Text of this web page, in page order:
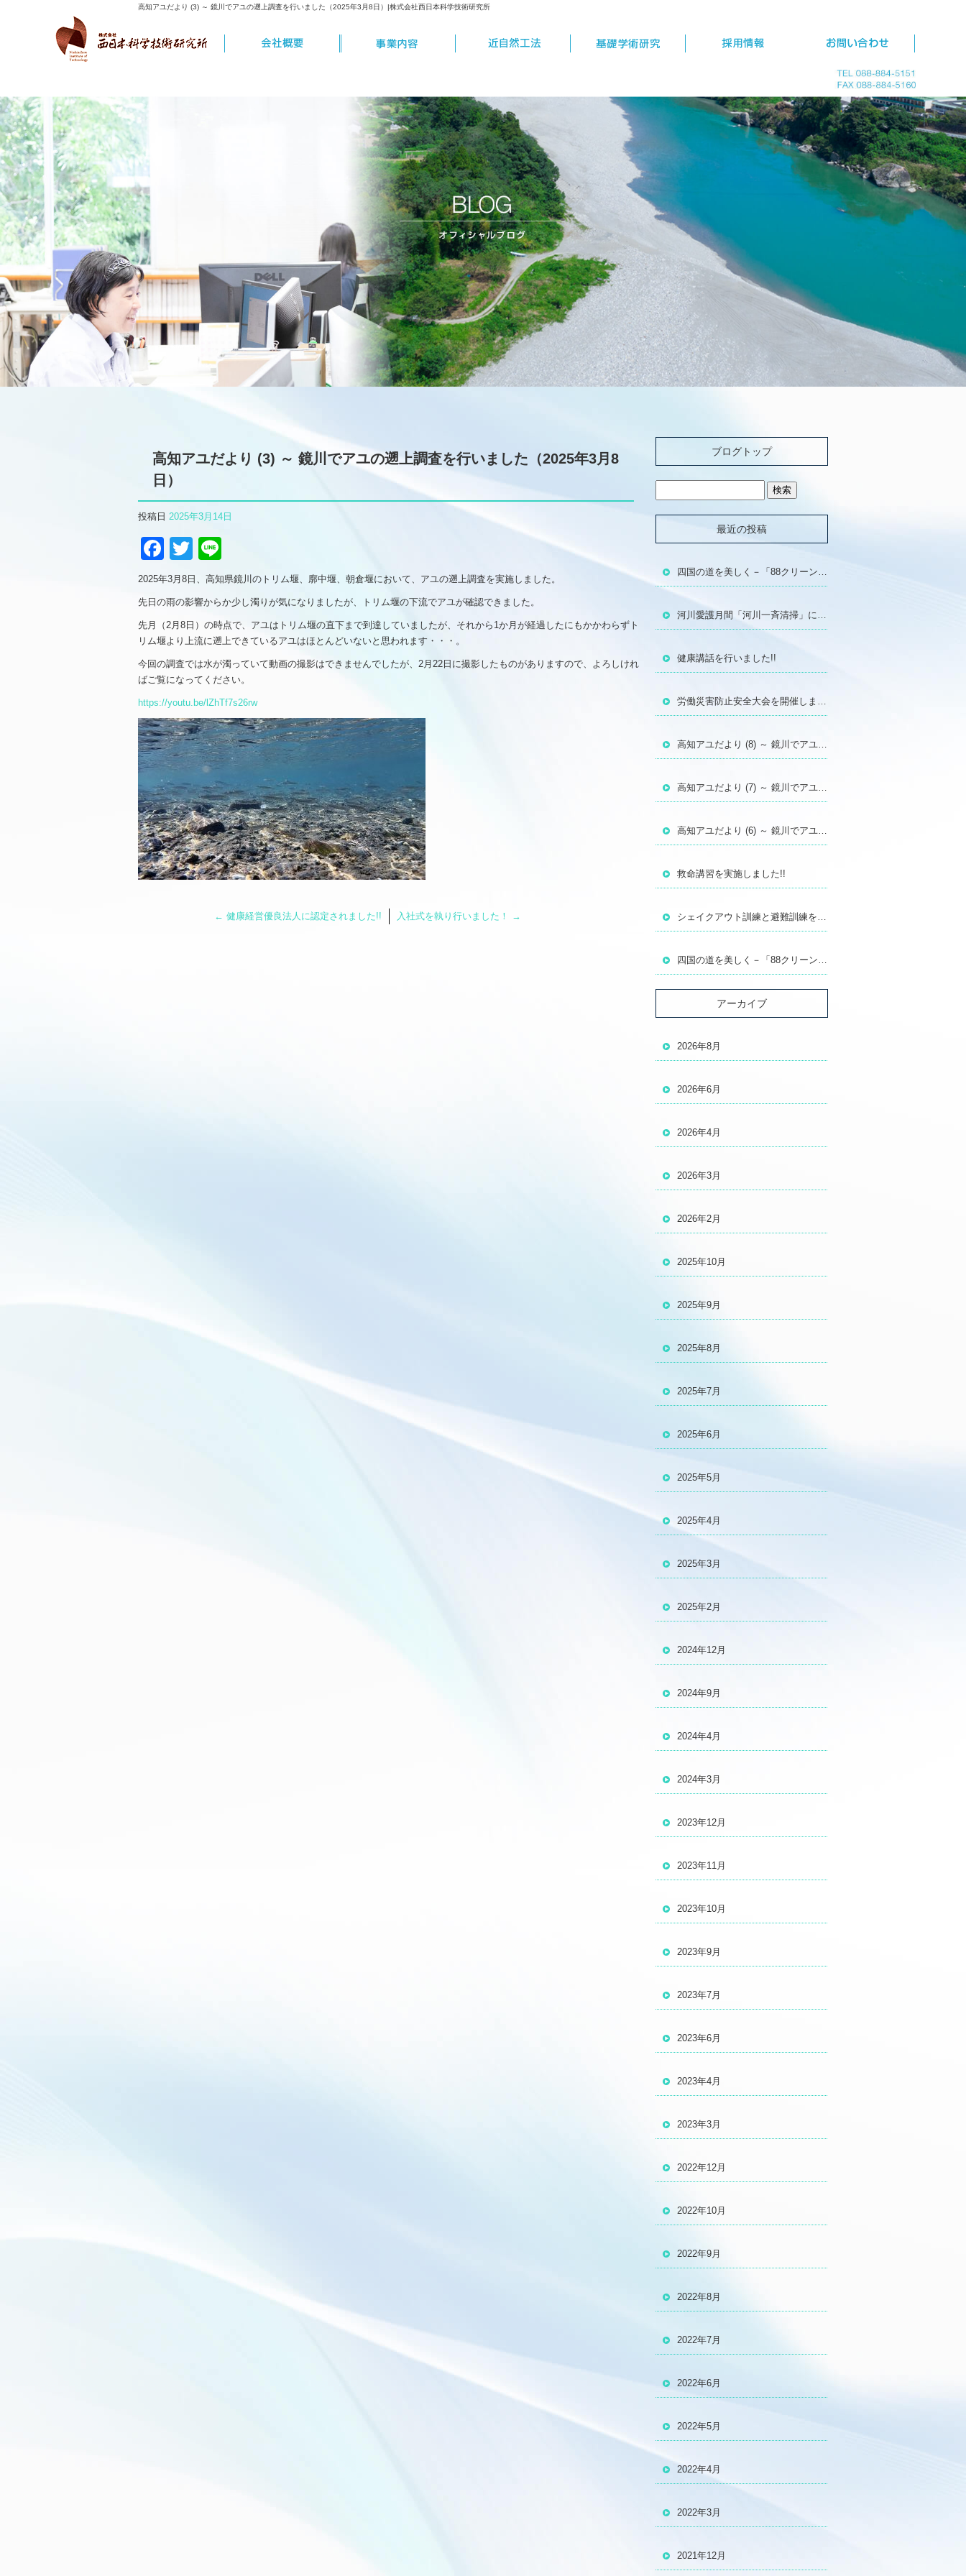
高知アユだより (3) ～ 鏡川でアユの遡上調査を行いました（2025年3月8日）|株式会社西日本科学技術研究所
高知アユだより (3) ～ 鏡川でアユの遡上調査を行いました（2025年3月8
日）
投稿日 2025年3月14日
Facebook
Twitter
2025年3月8日、高知県鏡川のトリム堰、廓中堰、朝倉堰において、アユの遡上調査を実施しました。
先日の雨の影響からか少し濁りが気になりましたが、トリム堰の下流でアユが確認できました。
先月（2月8日）の時点で、アユはトリム堰の直下まで到達していましたが、それから1か月が経過したにもかかわらずト
リム堰より上流に遡上できているアユはほとんどいないと思われます・・・。
今回の調査では水が濁っていて動画の撮影はできませんでしたが、2月22日に撮影したものがありますので、よろしけれ
ばご覧になってください。
https://youtu.be/lZhTf7s26rw
← 健康経営優良法人に認定されました!! 入社式を執り行いました！ →
ブログトップ
最近の投稿
四国の道を美しく－「88クリーンウォーク四国」に参加しました!!
河川愛護月間「河川一斉清掃」に参加しました!!
健康講話を行いました!!
労働災害防止安全大会を開催しました！
高知アユだより (8) ～ 鏡川でアユの遡上調査を行いました（2026年3月14日）
高知アユだより (7) ～ 鏡川でアユの遡上調査を行いました（2026年2月28日）
高知アユだより (6) ～ 鏡川でアユの遡上調査を行いました（2026年2月14日）
救命講習を実施しました!!
シェイクアウト訓練と避難訓練を行いました!!
四国の道を美しく－「88クリーンウォーク四国」に参加しました!!
アーカイブ
2026年8月
2026年6月
2026年4月
2026年3月
2026年2月
2025年10月
2025年9月
2025年8月
2025年7月
2025年6月
2025年5月
2025年4月
2025年3月
2025年2月
2024年12月
2024年9月
2024年4月
2024年3月
2023年12月
2023年11月
2023年10月
2023年9月
2023年7月
2023年6月
2023年4月
2023年3月
2022年12月
2022年10月
2022年9月
2022年8月
2022年7月
2022年6月
2022年5月
2022年4月
2022年3月
2021年12月